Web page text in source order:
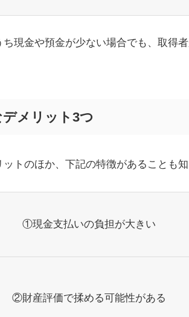
ち現金や預金が少ない場合でも、取得
メリット3つ
ットのほか、下記の特徴があることも
①現金支払いの負担が大きい
②財産評価で揉める可能性がある